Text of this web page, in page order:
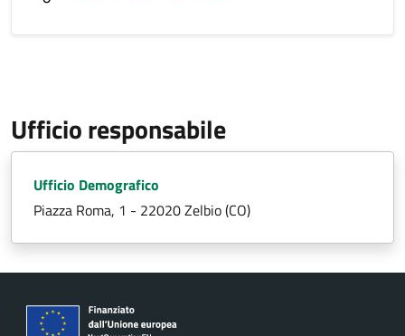
Ufficio responsabile
Ufficio Demografico
Piazza Roma, 1 - 22020 Zelbio (CO)